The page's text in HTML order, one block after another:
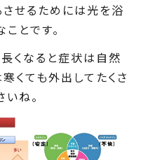
させるためには光を浴
とです。
くなると症状は自然
くても外出してたくさ
ね。